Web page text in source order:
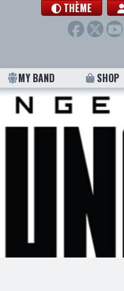
THÈME
MY BAND SHOP